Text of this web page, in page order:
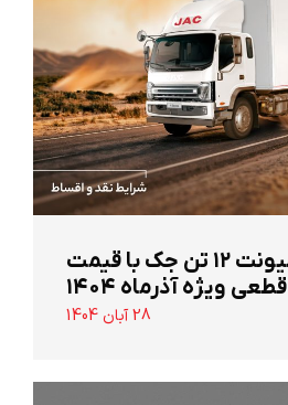
‌فروش کامیونت ۱۲ تن جک با قیمت
قطعی ویژه آذرماه ۱۴۰۴
28 آبان 1404